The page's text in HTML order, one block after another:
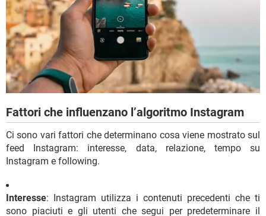
Fattori che influenzano l’algoritmo Instagram
Ci sono vari fattori che determinano cosa viene mostrato sul
feed Instagram: interesse, data, relazione, tempo su
Instagram e following.
Interesse: Instagram utilizza i contenuti precedenti che ti
sono piaciuti e gli utenti che segui per predeterminare il